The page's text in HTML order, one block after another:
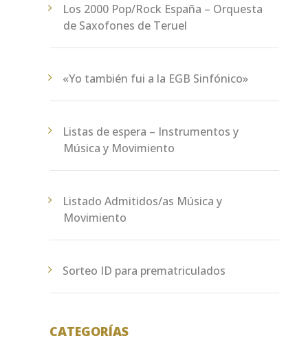
Los 2000 Pop/Rock España – Orquesta
de Saxofones de Teruel
«Yo también fui a la EGB Sinfónico»
Listas de espera – Instrumentos y
Música y Movimiento
Listado Admitidos/as Música y
Movimiento
Sorteo ID para prematriculados
CATEGORÍAS